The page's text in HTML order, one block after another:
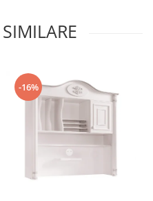
-16%